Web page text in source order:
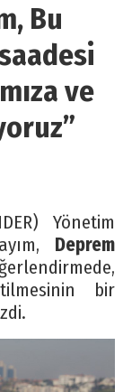
Bu
ve
Yönetim
Deprem
bir